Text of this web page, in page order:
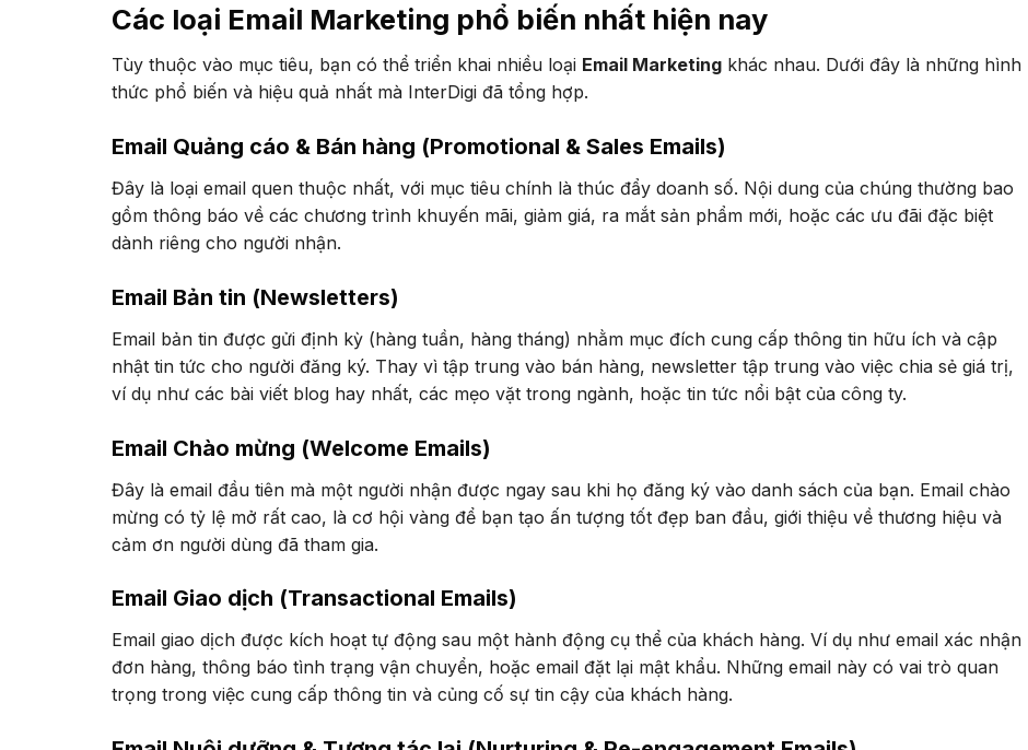
Các loại Email Marketing phổ biến nhất hiện nay
Tùy thuộc vào mục tiêu, bạn có thể triển khai nhiều loại Email Marketing khác nhau. Dưới đây là những hình
thức phổ biến và hiệu quả nhất mà InterDigi đã tổng hợp.
Email Quảng cáo & Bán hàng (Promotional & Sales Emails)
Đây là loại email quen thuộc nhất, với mục tiêu chính là thúc đẩy doanh số. Nội dung của chúng thường bao
gồm thông báo về các chương trình khuyến mãi, giảm giá, ra mắt sản phẩm mới, hoặc các ưu đãi đặc biệt
dành riêng cho người nhận.
Email Bản tin (Newsletters)
Email bản tin được gửi định kỳ (hàng tuần, hàng tháng) nhằm mục đích cung cấp thông tin hữu ích và cập
nhật tin tức cho người đăng ký. Thay vì tập trung vào bán hàng, newsletter tập trung vào việc chia sẻ giá trị,
ví dụ như các bài viết blog hay nhất, các mẹo vặt trong ngành, hoặc tin tức nổi bật của công ty.
Email Chào mừng (Welcome Emails)
Đây là email đầu tiên mà một người nhận được ngay sau khi họ đăng ký vào danh sách của bạn. Email chào
mừng có tỷ lệ mở rất cao, là cơ hội vàng để bạn tạo ấn tượng tốt đẹp ban đầu, giới thiệu về thương hiệu và
cảm ơn người dùng đã tham gia.
Email Giao dịch (Transactional Emails)
Email giao dịch được kích hoạt tự động sau một hành động cụ thể của khách hàng. Ví dụ như email xác nhận
đơn hàng, thông báo tình trạng vận chuyển, hoặc email đặt lại mật khẩu. Những email này có vai trò quan
trọng trong việc cung cấp thông tin và củng cố sự tin cậy của khách hàng.